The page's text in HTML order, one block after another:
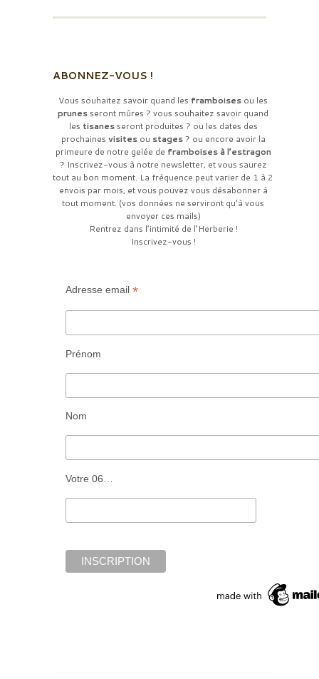
ABONNEZ-VOUS !
Vous souhaitez savoir quand les framboises ou les
prunesseront mûres ? vous souhaitez savoir quand
les tisanesseront produites ? ou les dates des
prochaines visitesou stages? ou encore avoir la
primeure de notre gelée de framboises à l’estragon
? Inscrivez-vous à notre newsletter, et vous saurez
tout au bon moment. La fréquence peut varier de 1 à 2
envois par mois, et vous pouvez vous désabonner à
tout moment. (vos données ne serviront qu’à vous
envoyer ces mails)
Rentrez dans l’intimité de l’Herberie !
Inscrivez-vous !
Adresse email *
Prénom
Nom
Votre 06…